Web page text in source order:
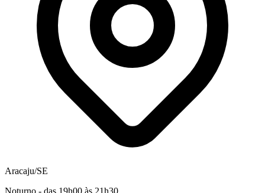
Aracaju/SE
Noturno - das 19h00 às 21h30